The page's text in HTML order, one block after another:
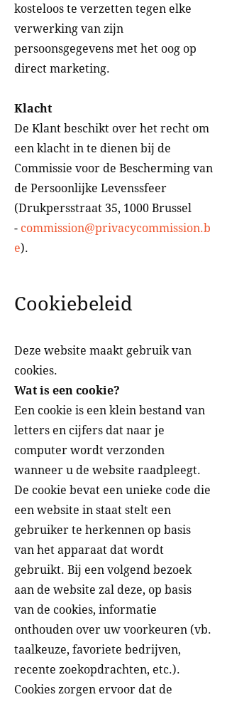
kosteloos te verzetten tegen elke
verwerking van zijn
persoonsgegevens met het oog op
direct marketing.
Klacht
De Klant beschikt over het recht om
een klacht in te dienen bij de
Commissie voor de Bescherming van
de Persoonlijke Levenssfeer
(Drukpersstraat 35, 1000 Brussel
- commission@privacycommission.b
e).
Cookiebeleid
Deze website maakt gebruik van
cookies.
Wat is een cookie?
Een cookie is een klein bestand van
letters en cijfers dat naar je
computer wordt verzonden
wanneer u de website raadpleegt.
De cookie bevat een unieke code die
een website in staat stelt een
gebruiker te herkennen op basis
van het apparaat dat wordt
gebruikt. Bij een volgend bezoek
aan de website zal deze, op basis
van de cookies, informatie
onthouden over uw voorkeuren (vb.
taalkeuze, favoriete bedrijven,
recente zoekopdrachten, etc.).
Cookies zorgen ervoor dat de